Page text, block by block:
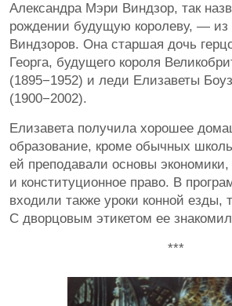
Александра Мэри Виндзор, так
рождении будущую королеву, — из
Виндзоров. Она старшая дочь
Георга, будущего короля
(1895−1952) и леди Елизаветы
(1900−2002).
Елизавета получила хорошее
образование, кроме обычных
ей преподавали основы
и конституционное право. В
входили также уроки конной езды,
С дворцовым этикетом ее
***